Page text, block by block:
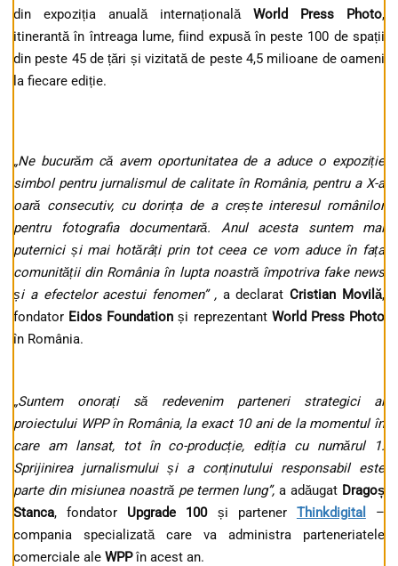
din expoziția anuală internațională World Press Photo,
itinerantă în întreaga lume, fiind expusă în peste 100 de spații
din peste 45 de țări și vizitată de peste 4,5 milioane de oameni
la fiecare ediție.
„Ne bucurăm că avem oportunitatea de a aduce o expoziție
simbol pentru jurnalismul de calitate în România, pentru a X-a
oară consecutiv, cu dorința de a crește interesul românilor
pentru fotografia documentară. Anul acesta suntem mai
puternici și mai hotărâți prin tot ceea ce vom aduce în fața
comunității din România în lupta noastră împotriva fake news
și a efectelor acestui fenomen” ,a declaratCristian Movilă,
fondator Eidos Foundation și reprezentant World Press Photo
în România.
„Suntem onorați să redevenim parteneri strategici ai
proiectului WPP în România, la exact 10 ani de la momentul în
care am lansat, tot în co-producție, ediția cu numărul 1.
Sprijinirea jurnalismului și a conținutului responsabil este
parte din misiunea noastră pe termen lung”, a adăugat Dragoș
Stanca, fondator Upgrade 100și partener Thinkdigital
–
compania specializată care va administra parteneriatele
comerciale ale WPPîn acest an.